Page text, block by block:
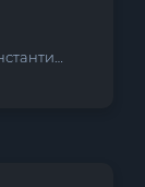
Калбазов